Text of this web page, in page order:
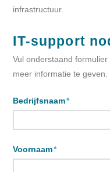
infrastructuur.
IT-support
Vul onderstaand
meer informatie te geven.
Bedrijfsnaam*
Voornaam*